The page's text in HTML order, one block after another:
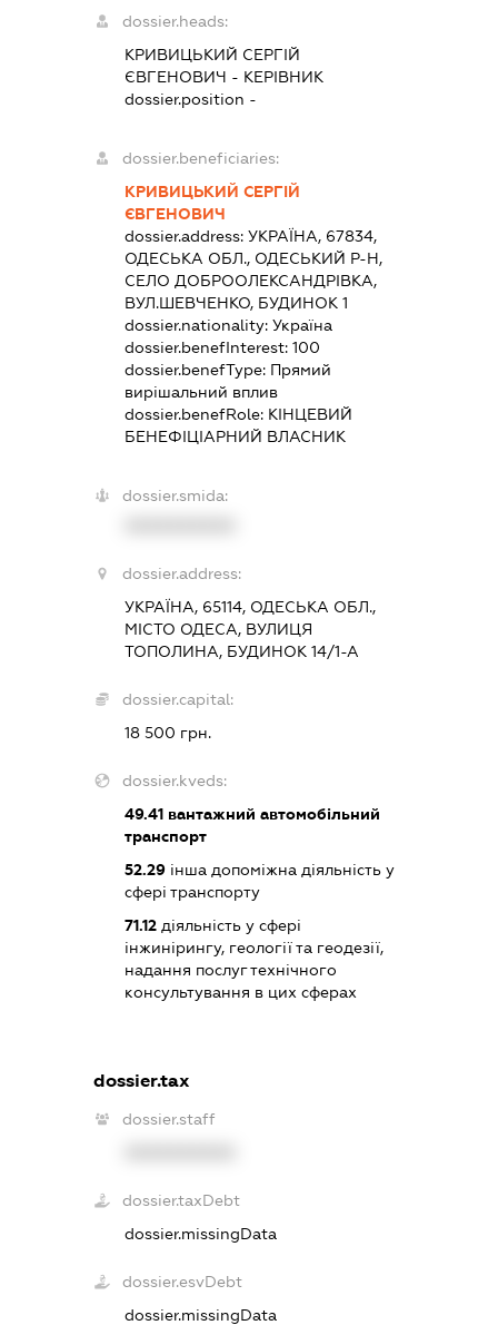
dossier.heads:
КРИВИЦЬКИЙ СЕРГІЙ
ЄВГЕНОВИЧ - КЕРІВНИК
dossier.position -
dossier.beneficiaries:
КРИВИЦЬКИЙ СЕРГІЙ
ЄВГЕНОВИЧ
dossier.address:УКРАЇНА, 67834,
ОДЕСЬКА ОБЛ., ОДЕСЬКИЙ Р-Н,
СЕЛО ДОБРООЛЕКСАНДРІВКА,
ВУЛ.ШЕВЧЕНКО, БУДИНОК 1
dossier.nationality:Україна
dossier.benefInterest:100
dossier.benefType: Прямий
вирішальний вплив
dossier.benefRole: КІНЦЕВИЙ
БЕНЕФІЦІАРНИЙ ВЛАСНИК
dossier.smida:
dossier.address:
УКРАЇНА, 65114, ОДЕСЬКА ОБЛ.,
МІСТО ОДЕСА, ВУЛИЦЯ
ТОПОЛИНА, БУДИНОК 14/1-А
dossier.capital:
18 500 грн.
dossier.kveds:
49.41 вантажний автомобільний
транспорт
52.29 інша допоміжна діяльність у
сфері транспорту
71.12 діяльність у сфері
інжинірингу, геології та геодезії,
надання послуг технічного
консультування в цих сферах
dossier.tax
dossier.staff
dossier.taxDebt
dossier.missingData
dossier.esvDebt
dossier.missingData